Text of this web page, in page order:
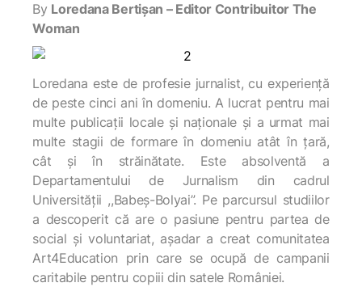
By Loredana Bertișan – Editor Contribuitor The
Woman
Loredana este de profesie jurnalist, cu experiență
de peste cinci ani în domeniu. A lucrat pentru mai
multe publicații locale și naționale și a urmat mai
multe stagii de formare în domeniu atât în țară,
cât și în străinătate. Este absolventă a
Departamentului de Jurnalism din cadrul
Universității ,,Babeș-Bolyai”. Pe parcursul studiilor
a descoperit că are o pasiune pentru partea de
social și voluntariat, așadar a creat comunitatea
Art4Education prin care se ocupă de campanii
caritabile pentru copiii din satele României.